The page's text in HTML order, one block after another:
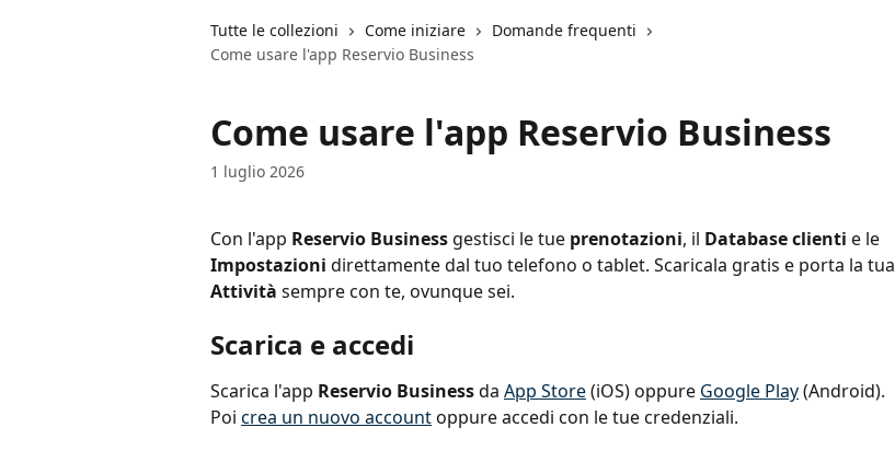
Tutte le collezioni Come iniziare
Domande frequenti
Come usare l'app Reservio Business
Come usare l'app Reservio Business
1 luglio 2026
Con l'app Reservio Business gestisci le tue prenotazioni, il Database clienti e le
Impostazioni direttamente dal tuo telefono o tablet. Scaricala gratis e porta la tua
Attività sempre con te, ovunque sei.
Scarica e accedi
Scarica l'app Reservio Business da App Store (iOS) oppure Google Play (Android).
Poi crea un nuovo account oppure accedi con le tue credenziali.